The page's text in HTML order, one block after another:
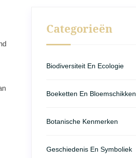
Categorieën
Biodiversiteit En Ecologie
Boeketten En Bloemschikken
Botanische Kenmerken
Geschiedenis En Symboliek